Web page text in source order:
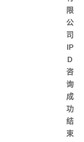
限
公
司
IP
D
咨
询
成
功
结
束